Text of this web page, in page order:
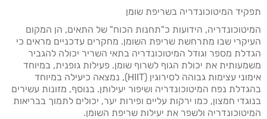
תפקיד המיטוכונדריה בשריפת שומן
המיטוכונדריה, הידועות כ"תחנות הכוח" של התאים, הן המקום
העיקרי שבו מתרחשת שריפת השומן. מחקרים עדכניים מראים כי
הגדלת מספר וגודל המיטוכונדריה בתאי השריר יכולה להגביר
משמעותית את יכולת הגוף לשרוף שומן. פעילות גופנית, במיוחד
אימוני עצימות גבוהה לסירוגין (HIIT), נמצאה כיעילה במיוחד
בהגדלת נפח המיטוכונדריה ושיפור יעילותן. בנוסף, מזונות עשירים
בנוגדי חמצון, כמו ירקות עליים ופירות יער, יכולים לתמוך בבריאות
המיטוכונדריה ולשפר את יעילות שריפת השומן.